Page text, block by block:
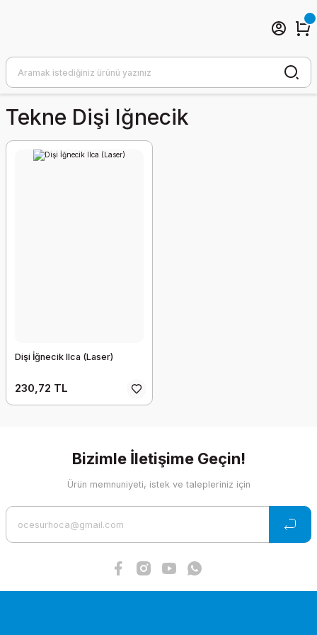
Tekne Dişi Iğnecik
Dişi İğnecik Ilca (Laser)
230,72 TL
Bizimle İletişime Geçin!
Ürün memnuniyeti, istek ve talepleriniz için